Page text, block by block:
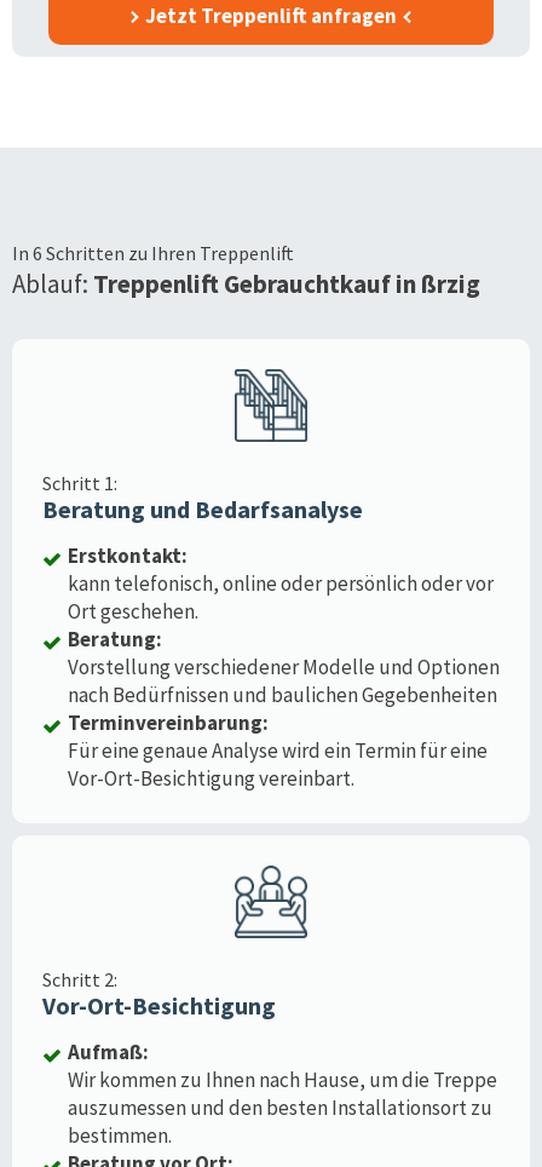
Jetzt Treppenlift anfragen
In 6 Schritten zu Ihren Treppenlift
Ablauf: Treppenlift Gebrauchtkauf inßrzig
Schritt 1:
Beratung und Bedarfsanalyse
Erstkontakt:
kann telefonisch, online oder persönlich oder vor
Ort geschehen.
Beratung:
Vorstellung verschiedener Modelle und Optionen
nach Bedürfnissen und baulichen Gegebenheiten
Terminvereinbarung:
Für eine genaue Analyse wird ein Termin für eine
Vor-Ort-Besichtigung vereinbart.
Schritt 2:
Vor-Ort-Besichtigung
Aufmaß:
Wir kommen zu Ihnen nach Hause, um die Treppe
auszumessen und den besten Installationsort zu
bestimmen.